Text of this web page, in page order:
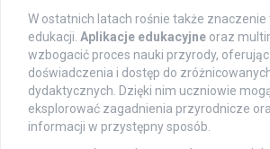
W ostatnich latach rośnie także znaczenie
edukacji. Aplikacje edukacyjne oraz
wzbogacić proces nauki przyrody,
doświadczenia i dostęp do
dydaktycznych. Dzięki nim uczniowie
eksplorować zagadnienia przyrodnicze
informacji w przystępny sposób.